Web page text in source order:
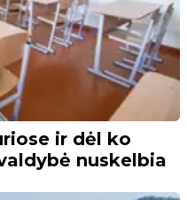
ir dėl ko
nuskelbia